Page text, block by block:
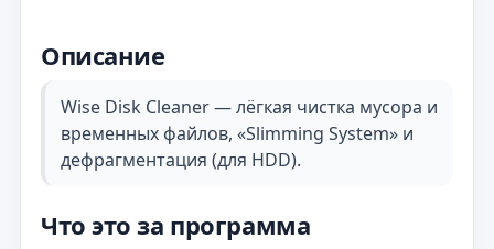
Описание
Wise Disk Cleaner — лёгкая чистка мусора и
временных файлов, «Slimming System» и
дефрагментация (для HDD).
Что это за программа